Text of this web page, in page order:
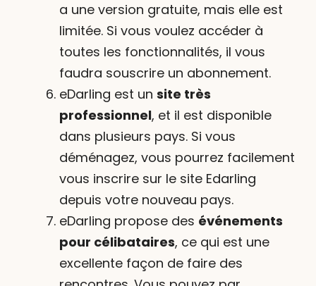
a une version gratuite, mais elle est
limitée. Si vous voulez accéder à
toutes les fonctionnalités, il vous
faudra souscrire un abonnement.
eDarling est un site très
professionnel, et il est disponible
dans plusieurs pays. Si vous
déménagez, vous pourrez facilement
vous inscrire sur le site Edarling
depuis votre nouveau pays.
eDarling propose des événements
pour célibataires, ce qui est une
excellente façon de faire des